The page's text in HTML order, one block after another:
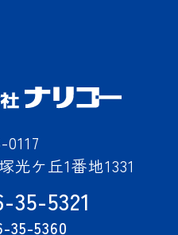
0117
光ケ丘1番地1331
35-5321
35-5360